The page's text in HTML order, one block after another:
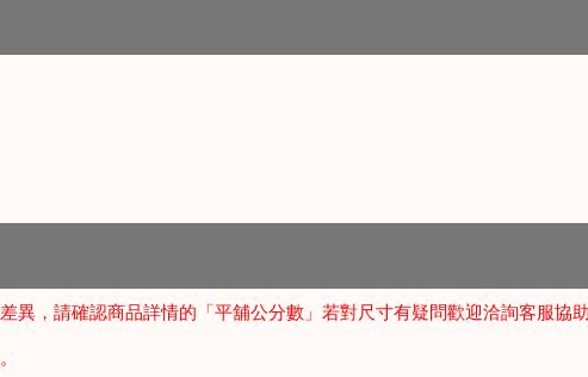
異，請確認商品詳情的「平舖公分數」若對尺寸有疑問歡迎洽詢客服協